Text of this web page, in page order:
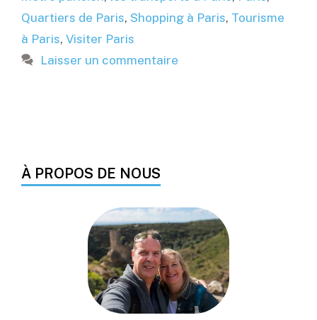
Quartiers de Paris, Shopping à Paris, Tourisme
à Paris, Visiter Paris
Laisser un commentaire
À PROPOS DE NOUS